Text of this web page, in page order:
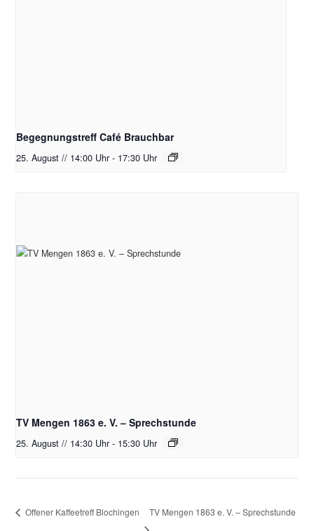
Begegnungstreff Café Brauchbar
25. August // 14:00 Uhr - 17:30 Uhr
TV Mengen 1863 e. V. – Sprechstunde
25. August // 14:30 Uhr - 15:30 Uhr
Offener Kaffeetreff Blochingen TV Mengen 1863 e. V. – Sprechstunde